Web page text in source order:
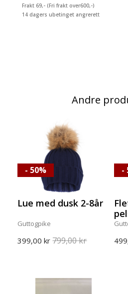
Frakt 69,- (Fri frakt over600,-)
14 dagers ubetinget angrerett
Andre
Lue med dusk 2-8år
Guttogpike
399,00 kr 799,00 kr
- 50% -